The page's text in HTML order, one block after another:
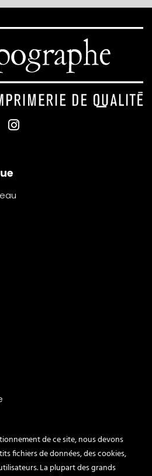
de ce site, nous devons
fichiers de données, des cookies,
La plupart des grands